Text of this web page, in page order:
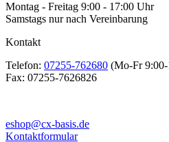
Montag - Freitag 9:00 - 17:00 Uhr
Samstags nur nach Vereinbarung
Kontakt
Telefon: 07255-762680 (Mo-Fr
Fax: 07255-7626826
eshop@cx-basis.de
Kontaktformular